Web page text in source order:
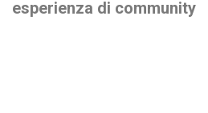
esperienza di community